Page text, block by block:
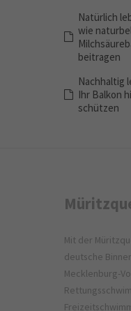
Natürlich
wie
beitragen
Nachhaltig
Ihr Balkon
schützen
Mit der
deutsche
Mecklenburg-